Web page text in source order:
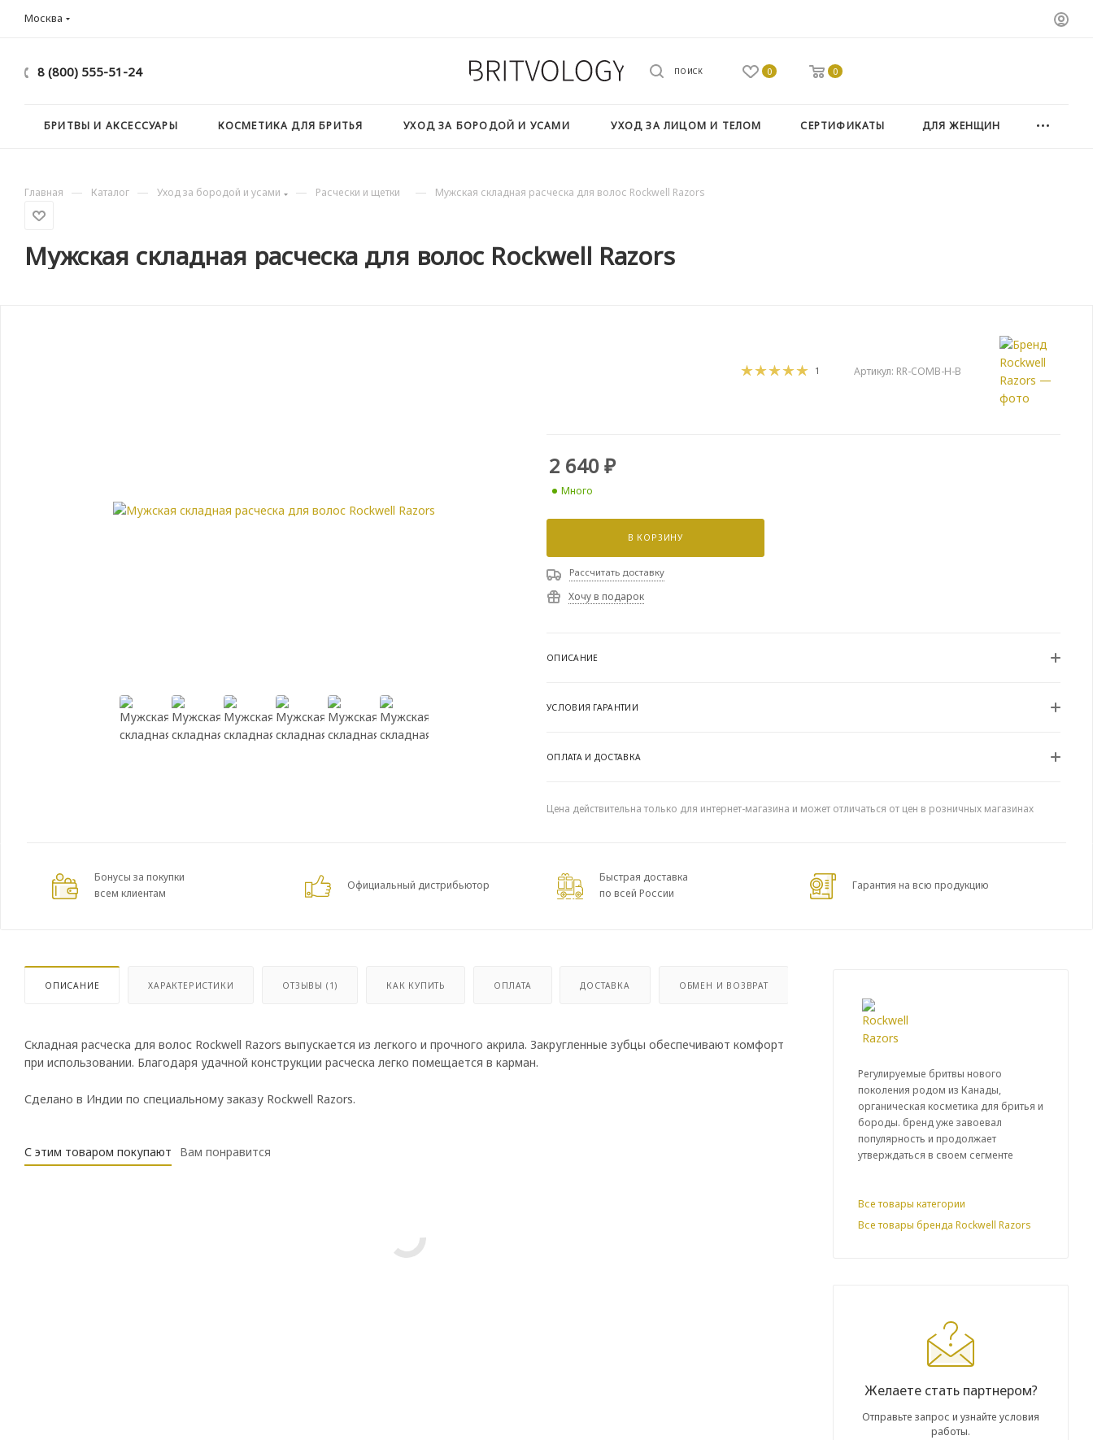
Москва
8 (800) 555-51-24 ПОИСК 0 0
БРИТВЫ И АКСЕССУАРЫ КОСМЕТИКА ДЛЯ БРИТЬЯ УХОД ЗА БОРОДОЙ И УСАМИ УХОД ЗА ЛИЦОМ И ТЕЛОМ СЕРТИФИКАТЫ ДЛЯ ЖЕНЩИН
Главная — Каталог — Уход за бородой и усами — Расчески и щетки — Мужская складная расческа для волос Rockwell Razors
Мужская складная расческа для волос Rockwell Razors
1 Артикул: RR-COMB-H-B
2 640₽
Много
В КОРЗИНУ
Рассчитать доставку
Хочу в подарок
ОПИСАНИЕ
УСЛОВИЯ ГАРАНТИИ
ОПЛАТА И ДОСТАВКА
Цена действительна только для интернет-магазина и может отличаться от цен в розничных магазинах
Бонусы за покупки
всем клиентам
Официальный дистрибьютор
Быстрая доставка
по всей России
Гарантия на всю продукцию
ОПИСАНИЕ ХАРАКТЕРИСТИКИ ОТЗЫВЫ (1) КАК КУПИТЬ ОПЛАТА ДОСТАВКА ОБМЕН И ВОЗВРАТ
Складная расческа для волос Rockwell Razors выпускается из легкого и прочного акрила. Закругленные зубцы обеспечивают комфорт
при использовании. Благодаря удачной конструкции расческа легко помещается в карман.
Сделано в Индии по специальному заказу Rockwell Razors.
С этим товаром покупают Вам понравится
Регулируемые бритвы нового
поколения родом из Канады,
органическая косметика для бритья и
бороды. бренд уже завоевал
популярность и продолжает
утверждаться в своем сегменте
Все товары категории
Все товары бренда Rockwell Razors
Желаете стать партнером?
Отправьте запрос и узнайте условия
работы.